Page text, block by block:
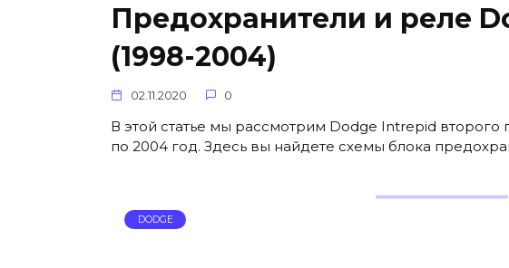
Предохранители и реле
(1998-2004)
02.11.2020 0
В этой статье мы рассмотрим Dodge Intrepid второго
по 2004 год. Здесь вы найдете схемы блока
DODGE